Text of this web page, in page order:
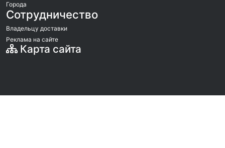
Города
Сотрудничество
Владельцу доставки
Реклама на сайте
Карта сайта